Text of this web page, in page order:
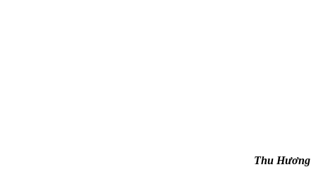
Thu Hương